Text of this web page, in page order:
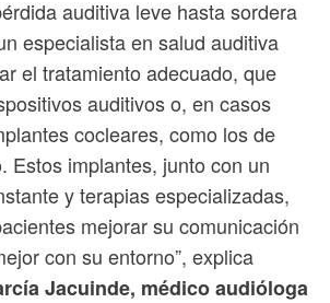
auditiva leve hasta sordera
especialista en salud auditiva
el tratamiento adecuado, que
auditivos o, en casos
cocleares, como los de
Estos implantes, junto con un
y terapias especializadas,
mejorar su comunicación
con su entorno”, explica
Jacuinde, médico audióloga